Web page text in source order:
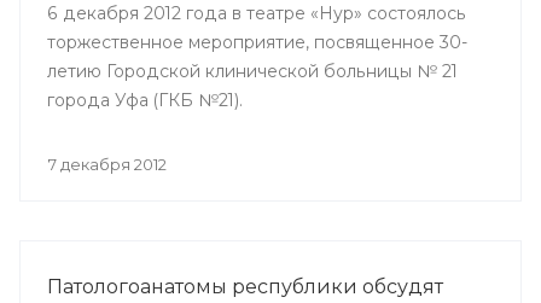
6 декабря 2012 года в театре «Нур» состоялось
торжественное мероприятие, посвященное 30-
летию Городской клинической больницы № 21
города Уфа (ГКБ №21).
7 декабря 2012
Патологоанатомы республики обсудят